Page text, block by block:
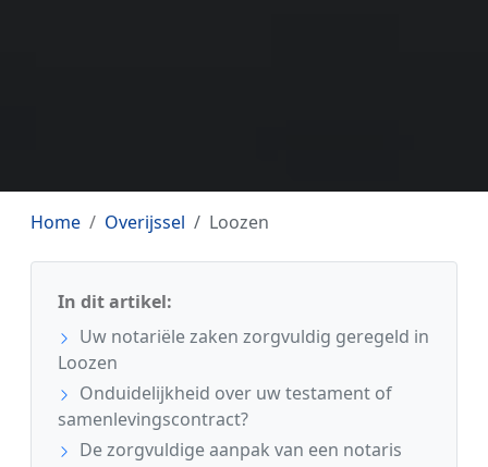
Home Overijssel Loozen
In dit artikel:
Uw notariële zaken zorgvuldig geregeld in
Loozen
Onduidelijkheid over uw testament of
samenlevingscontract?
De zorgvuldige aanpak van een notaris